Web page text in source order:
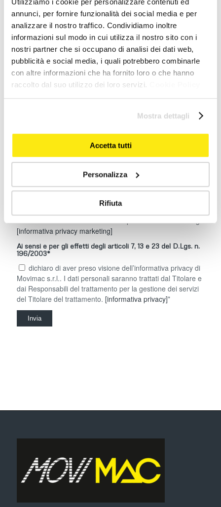
annunci, per fornire funzionalità dei social media e per
analizzare il nostro traffico. Condividiamo inoltre
informazioni sul modo in cui utilizza il nostro sito con i
nostri partner che si occupano di analisi dei dati web,
pubblicità e social media, i quali potrebbero combinarle
con altre informazioni che ha fornito loro o che hanno
raccolto dal suo utilizzo dei loro servizi.
Mostra dettagli
Accetta tutti
Personalizza
Rifiuta
Email*
Richiesta relativa a*
Messaggio*
Trattamento ai fini di marketing
[informativa privacy marketing]
Ai sensi e per gli effetti degli articoli 7, 13 e 23 del D.Lgs. n.
196/2003*
dichiaro di aver preso visione dell’informativa privacy di
Movimac s.r.l.. I dati personali saranno trattati dal Titolare e
dai Responsabili del trattamento per la gestione dei servizi
del Titolare del trattamento. [informativa privacy]*